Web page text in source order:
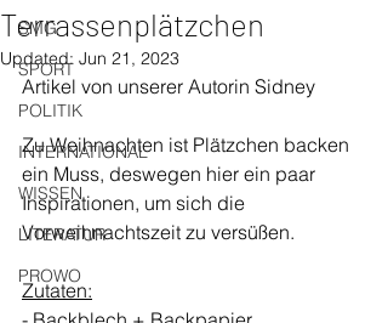
SMG
SPORT
POLITIK
INTERNATIONAL
WISSEN
LITERATUR
PROWO
Terrassenplätzchen
Updated: Jun 21, 2023
Artikel von unserer Autorin Sidney
Zu Weihnachten ist Plätzchen backen
ein Muss, deswegen hier ein paar
Inspirationen, um sich die
Vorweihnachtszeit zu versüßen.
Zutaten: